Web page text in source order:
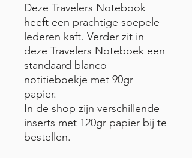
Deze Travelers Notebook
heeft een prachtige soepele
lederen kaft. Verder zit in
deze Travelers Noteboek een
standaard blanco
notitieboekje met 90gr
papier.
In de shop zijn verschillende
inserts met 120gr papier bij te
bestellen.